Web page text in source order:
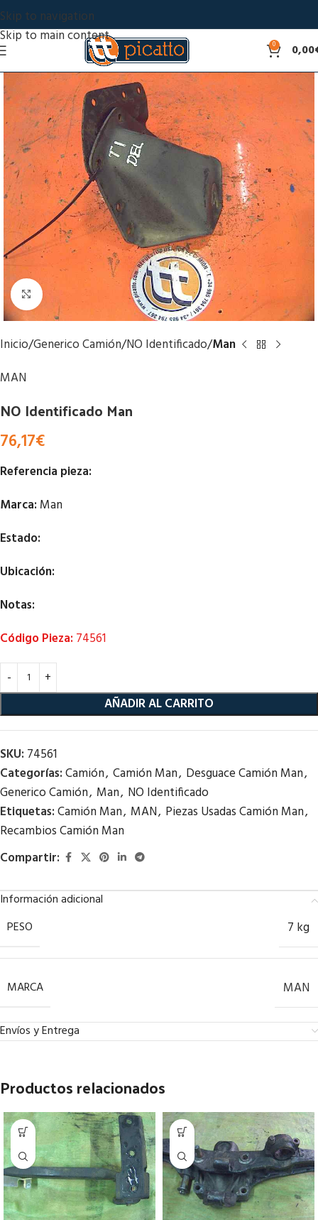
Skip to navigation
Skip to main content
0 0,00
Click to enlarge
Inicio Generico Camión NO Identificado Man
MAN
NO Identificado Man
76,17€
Referencia pieza:
Marca: Man
Estado:
Ubicación:
Notas:
Código Pieza: 74561
AÑADIR AL CARRITO
SKU: 74561
Categorías:Camión, Camión Man, Desguace Camión Man,
Generico Camión, Man, NO Identificado
Etiquetas:Camión Man, MAN, Piezas Usadas Camión Man,
Recambios Camión Man
Compartir:
Información adicional
PESO
7 kg
MARCA MAN
Envíos y Entrega
Productos relacionados